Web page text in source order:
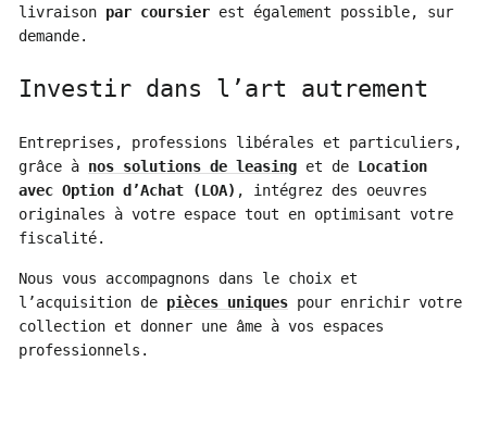
livraison par coursier est également possible, sur
demande.
Investir dans l’art autrement
Entreprises, professions libérales et particuliers,
grâce à nos solutions de leasing et de Location
avec Option d’Achat (LOA) , intégrez des oeuvres
originales à votre espace tout en optimisant votre
fiscalité.
Nous vous accompagnons dans le choix et
l’acquisition de pièces uniques pour enrichir votre
collection et donner une âme à vos espaces
professionnels.